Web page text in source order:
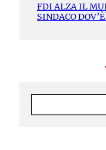
FDI ALZA IL
SINDACO
S